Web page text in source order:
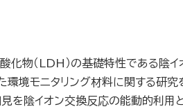
物（LDH）の基礎特性である陰
境モニタリング材料に関する研
を陰イオン交換反応の能動的利